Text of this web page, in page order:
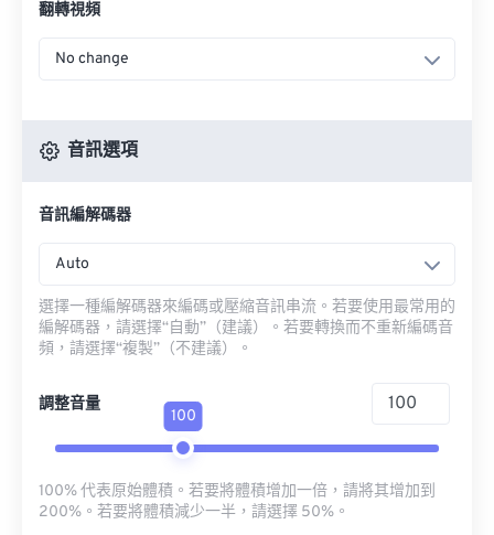
翻轉視頻
No change
音訊選項
音訊編解碼器
Auto
選擇一種編解碼器來編碼或壓縮音訊串流。若要使用最常用的
編解碼器，請選擇“自動”（建議）。若要轉換而不重新編碼音
頻，請選擇“複製”（不建議）。
調整音量
100
100% 代表原始體積。若要將體積增加一倍，請將其增加到
200%。若要將體積減少一半，請選擇 50%。